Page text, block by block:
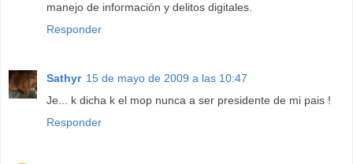
manejo de información y delitos digitales.
Responder
Sathyr 15 de mayo de 2009 a las 10:47
Je... k dicha k el mop nunca a ser presidente de mi pais !
Responder